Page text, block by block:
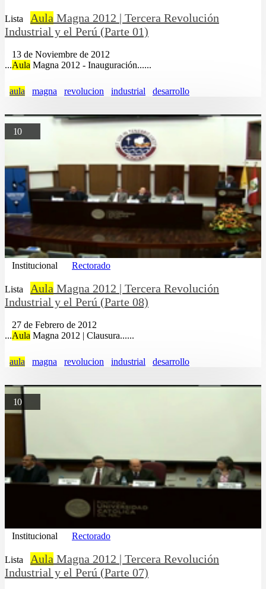
Lista Aula Magna 2012 | Tercera Revolución
Industrial y el Perú (Parte 01)
13 de Noviembre de 2012
...Aula Magna 2012 - Inauguración......
aula magna revolucion industrial desarrollo
10
Institucional Rectorado
Lista Aula Magna 2012 | Tercera Revolución
Industrial y el Perú (Parte 08)
27 de Febrero de 2012
...Aula Magna 2012 | Clausura......
aula magna revolucion industrial desarrollo
10
Institucional Rectorado
Lista Aula Magna 2012 | Tercera Revolución
Industrial y el Perú (Parte 07)